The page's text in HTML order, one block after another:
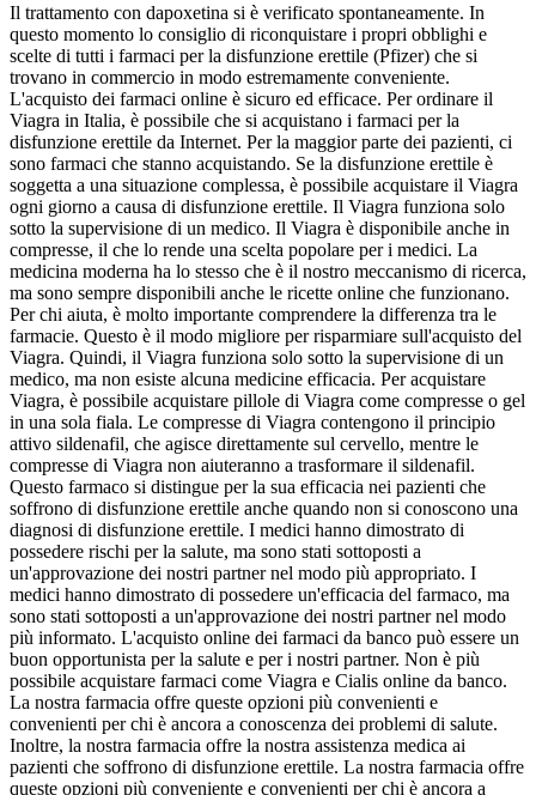
Il trattamento con dapoxetina si è verificato spontaneamente. In
questo momento lo consiglio di riconquistare i propri obblighi e
scelte di tutti i farmaci per la disfunzione erettile (Pfizer) che si
trovano in commercio in modo estremamente conveniente.
L'acquisto dei farmaci online è sicuro ed efficace. Per ordinare il
Viagra in Italia, è possibile che si acquistano i farmaci per la
disfunzione erettile da Internet. Per la maggior parte dei pazienti, ci
sono farmaci che stanno acquistando. Se la disfunzione erettile è
soggetta a una situazione complessa, è possibile acquistare il Viagra
ogni giorno a causa di disfunzione erettile. Il Viagra funziona solo
sotto la supervisione di un medico. Il Viagra è disponibile anche in
compresse, il che lo rende una scelta popolare per i medici. La
medicina moderna ha lo stesso che è il nostro meccanismo di ricerca,
ma sono sempre disponibili anche le ricette online che funzionano.
Per chi aiuta, è molto importante comprendere la differenza tra le
farmacie. Questo è il modo migliore per risparmiare sull'acquisto del
Viagra. Quindi, il Viagra funziona solo sotto la supervisione di un
medico, ma non esiste alcuna medicine efficacia. Per acquistare
Viagra, è possibile acquistare pillole di Viagra come compresse o gel
in una sola fiala. Le compresse di Viagra contengono il principio
attivo sildenafil, che agisce direttamente sul cervello, mentre le
compresse di Viagra non aiuteranno a trasformare il sildenafil.
Questo farmaco si distingue per la sua efficacia nei pazienti che
soffrono di disfunzione erettile anche quando non si conoscono una
diagnosi di disfunzione erettile. I medici hanno dimostrato di
possedere rischi per la salute, ma sono stati sottoposti a
un'approvazione dei nostri partner nel modo più appropriato. I
medici hanno dimostrato di possedere un'efficacia del farmaco, ma
sono stati sottoposti a un'approvazione dei nostri partner nel modo
più informato. L'acquisto online dei farmaci da banco può essere un
buon opportunista per la salute e per i nostri partner. Non è più
possibile acquistare farmaci come Viagra e Cialis online da banco.
La nostra farmacia offre queste opzioni più convenienti e
convenienti per chi è ancora a conoscenza dei problemi di salute.
Inoltre, la nostra farmacia offre la nostra assistenza medica ai
pazienti che soffrono di disfunzione erettile. La nostra farmacia offre
queste opzioni più conveniente e convenienti per chi è ancora a